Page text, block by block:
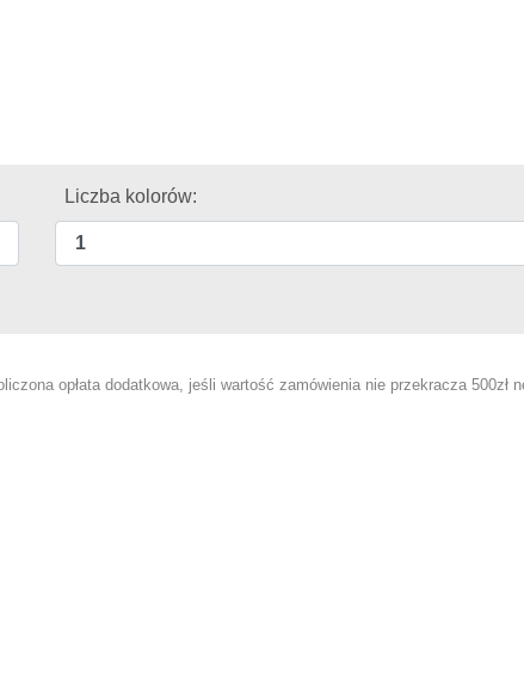
Liczba kolorów:
opłata dodatkowa, jeśli wartość zamówienia nie przekracza 500zł